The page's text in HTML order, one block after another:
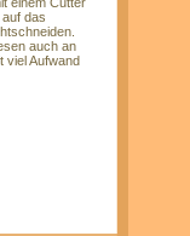
das
auch an
viel Aufwand